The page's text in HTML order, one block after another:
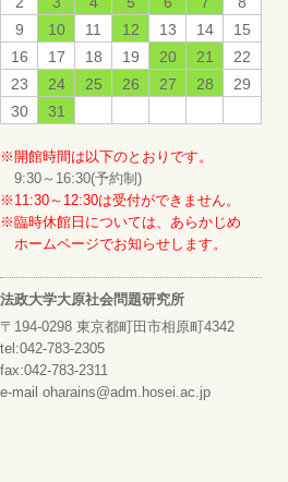
9
10 11 12 13 14
15
16
17 18 19 20 21
22
23
24 25 26 27 28
29
30
31
※開館時間は以下のとおりです。
9:30～16:30(予約制)
※11:30～12:30は受付ができません。
※臨時休館日については、あらかじめ
ホームページでお知らせします。
法政大学大原社会問題研究所
〒194-0298 東京都町田市相原町4342
tel:042-783-2305
fax:042-783-2311
e-mail oharains@adm.hosei.ac.jp